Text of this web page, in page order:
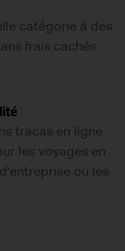
catégorie à des
frais cachés.
tracas en ligne
les voyages en
ou les